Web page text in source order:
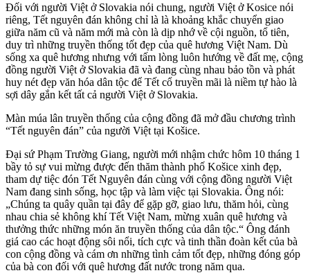
Đối với người Việt ở Slovakia nói chung, người Việt ở Kosice nói
riêng, Tết nguyên đán không chỉ là là khoảng khắc chuyển giao
giữa năm cũ và năm mới mà còn là dịp nhớ về cội nguồn, tổ tiên,
duy trì những truyền thống tốt đẹp của quê hương Việt Nam. Dù
sống xa quê hương nhưng với tấm lòng luôn hướng về đất mẹ, cộng
đồng người Việt ở Slovakia đã và đang cùng nhau bảo tồn và phát
huy nét đẹp văn hóa dân tộc để Tết cổ truyền mãi là niềm tự hào là
sợi dây gắn kết tất cả người Việt ở Slovakia.
Màn múa lân truyền thống của cộng đồng đã mở đầu chương trình
“Tết nguyên đán” của người Việt tại Košice.
Đại sứ Phạm Trường Giang, người mới nhậm chức hôm 10 tháng 1
bầy tỏ sự vui mừng được đến thăm thành phố Košice xinh đẹp,
tham dự tiệc đón Tết Nguyên đán cùng với cộng đồng người Việt
Nam đang sinh sống, học tập và làm việc tại Slovakia. Ông nói:
„Chúng ta quây quần tại đây để gặp gỡ, giao lưu, thăm hỏi, cùng
nhau chia sẻ không khí Tết Việt Nam, mừng xuân quê hương và
thưởng thức những món ăn truyền thống của dân tộc.“ Ông đánh
giá cao các hoạt động sôi nổi, tích cực và tinh thần đoàn kết của bà
con cộng đồng và cám ơn những tình cảm tốt đẹp, những đóng góp
của bà con đối với quê hương đất nước trong năm qua.